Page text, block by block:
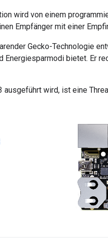
wird von einem
Empfänger mit einer
Gecko-Technologie
Energiesparmodi bietet. Er
ausgeführt wird, ist eine